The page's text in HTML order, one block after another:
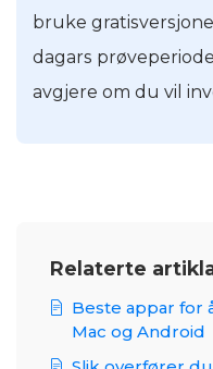
bruke
dagars
avgjere om du vil
Relaterte
Beste appar for
Mac og Android